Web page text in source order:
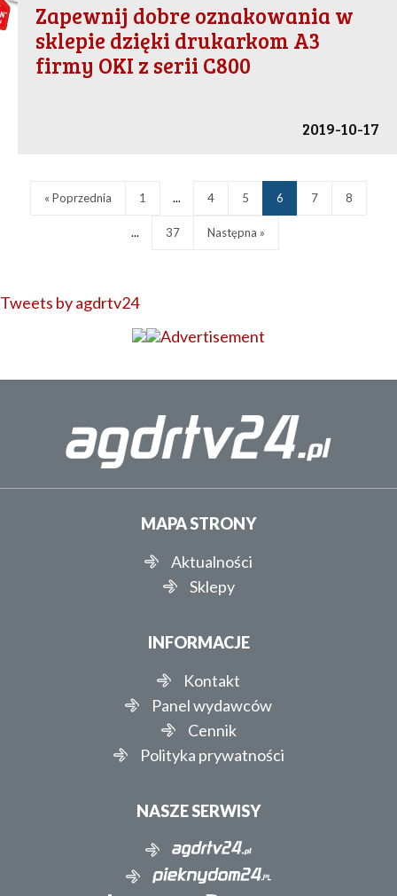
Zapewnij dobre oznakowania w
sklepie dzięki drukarkom A3
firmy OKI z serii C800
2019-10-17
« Poprzednia 1 ... 4 5 6 7 8
... 37 Następna »
Tweets by agdrtv24
MAPA STRONY
Aktualności
Sklepy
INFORMACJE
Kontakt
Panel wydawców
Cennik
Polityka prywatności
NASZE SERWISY